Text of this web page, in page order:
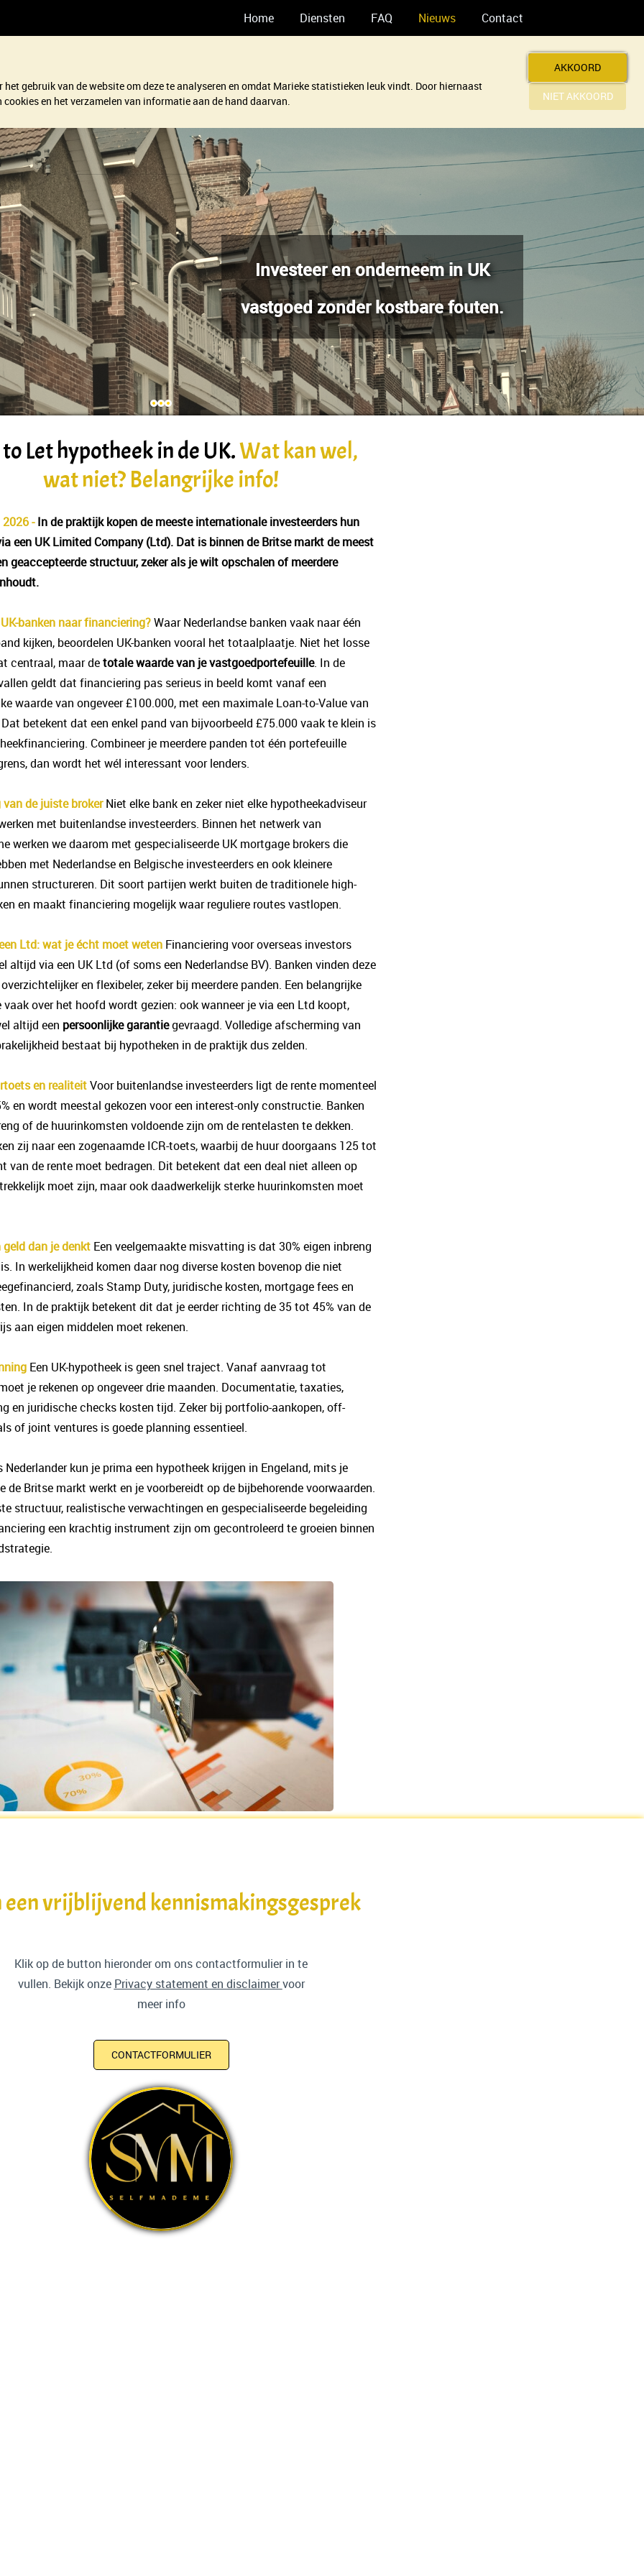
Home Diensten FAQ Nieuws Contact
gebruik van de website om deze te analyseren en omdat Marieke statistieken leuk vindt. Door hiernaast
en het verzamelen van informatie aan de hand daarvan.
AKKOORD
NIET AKKOORD
Investeer en onderneem in UK
vastgoed zonder kostbare fouten.
Let hypotheek in de UK.Wat kan wel,
wat niet? Belangrijke info!
-In de praktijk kopen de meeste internationale investeerders hun
een UK Limited Company (Ltd). Dat is binnen de Britse markt de meest
geaccepteerde structuur, zeker als je wilt opschalen of meerdere
banken naar financiering?Waar Nederlandse banken vaak naar één
kijken, beoordelen UK-banken vooral het totaalplaatje. Niet het losse
centraal, maar detotale waarde van je vastgoedportefeuille. In de
geldt dat financiering pas serieus in beeld komt vanaf een
waarde van ongeveer £100.000, met een maximale Loan-to-Value van
betekent dat een enkel pand van bijvoorbeeld £75.000 vaak te klein is
Combineer je meerdere panden tot één portefeuille
dan wordt het wél interessant voor lenders.
de juiste brokerNiet elke bank en zeker niet elke hypotheekadviseur
met buitenlandse investeerders. Binnen het netwerk van
werken we daarom met gespecialiseerde UK mortgage brokers die
met Nederlandse en Belgische investeerders en ook kleinere
structureren. Dit soort partijen werkt buiten de traditionele high-
en maakt financiering mogelijk waar reguliere routes vastlopen.
Ltd: wat je écht moet weten Financiering voor overseas investors
altijd via een UK Ltd (of soms een Nederlandse BV). Banken vinden deze
en flexibeler, zeker bij meerdere panden. Een belangrijke
vaak over het hoofd wordt gezien: ook wanneer je via een Ltd koopt,
altijd een persoonlijke garantiegevraagd. Volledige afscherming van
bestaat bij hypotheken in de praktijk dus zelden.
en realiteitVoor buitenlandse investeerders ligt de rente momenteel
en wordt meestal gekozen voor een interest-only constructie. Banken
of de huurinkomsten voldoende zijn om de rentelasten te dekken.
zij naar een zogenaamde ICR-toets, waarbij de huur doorgaans 125 tot
van de rente moet bedragen. Dit betekent dat een deal niet alleen op
moet zijn, maar ook daadwerkelijk sterke huurinkomsten moet
geld dan je denkt Een veelgemaakte misvatting is dat 30% eigen inbreng
In werkelijkheid komen daar nog diverse kosten bovenop die niet
zoals Stamp Duty, juridische kosten, mortgage fees en
In de praktijk betekent dit dat je eerder richting de 35 tot 45% van de
aan eigen middelen moet rekenen.
Een UK-hypotheek is geen snel traject. Vanaf aanvraag tot
je rekenen op ongeveer drie maanden. Documentatie, taxaties,
en juridische checks kosten tijd. Zeker bij portfolio-aankopen, off-
of joint ventures is goede planning essentieel.
Nederlander kun je prima een hypotheek krijgen in Engeland, mits je
de Britse markt werkt en je voorbereidt op de bijbehorende voorwaarden.
structuur, realistische verwachtingen en gespecialiseerde begeleiding
een krachtig instrument zijn om gecontroleerd te groeien binnen
een vrijblijvend kennismakingsgesprek
Klik op de button hieronder om ons contactformulier in te
vullen. Bekijk onze Privacy statement en disclaimervoor
meer info
CONTACTFORMULIER